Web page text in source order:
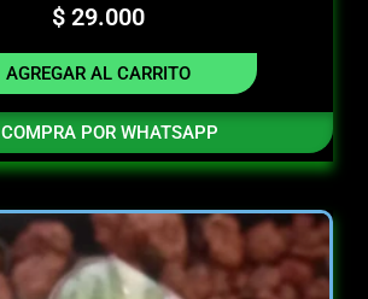
$29.000
AGREGAR AL CARRITO
COMPRA POR WHATSAPP